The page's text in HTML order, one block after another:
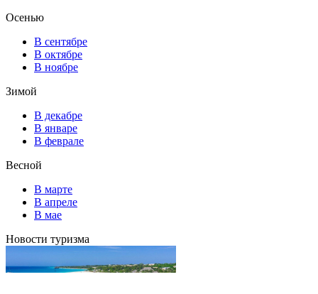
Осенью
В сентябре
В октябре
В ноябре
Зимой
В декабре
В январе
В феврале
Весной
В марте
В апреле
В мае
Новости туризма